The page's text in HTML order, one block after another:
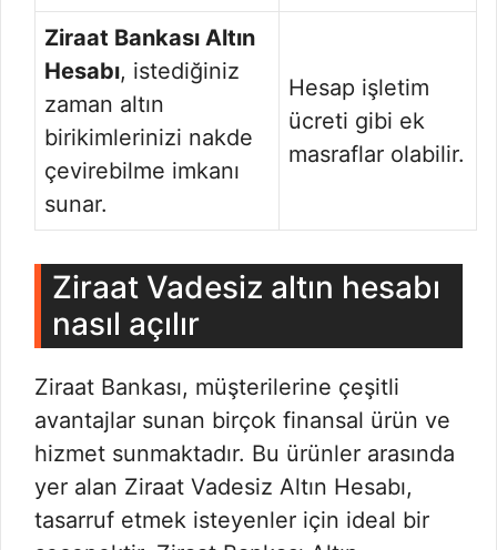
Ziraat Bankası Altın
Hesabı, istediğiniz
zaman altın
birikimlerinizi nakde
çevirebilme imkanı
sunar.
Hesap işletim
ücreti gibi ek
masraflar olabilir.
Ziraat Vadesiz altın hesabı
nasıl açılır
Ziraat Bankası, müşterilerine çeşitli
avantajlar sunan birçok finansal ürün ve
hizmet sunmaktadır. Bu ürünler arasında
yer alan Ziraat Vadesiz Altın Hesabı,
tasarruf etmek isteyenler için ideal bir